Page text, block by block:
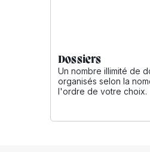
Dossiers
Un nombre illimité de
organisés selon la
l'ordre de votre choix.